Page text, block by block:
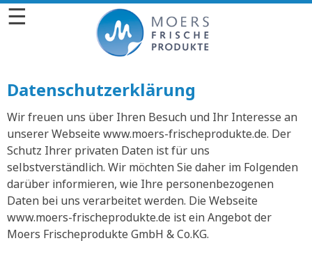
☰
Datenschutzerklärung
Wir freuen uns über Ihren Besuch und Ihr Interesse an
unserer Webseite www.moers-frischeprodukte.de. Der
Schutz Ihrer privaten Daten ist für uns
selbstverständlich. Wir möchten Sie daher im Folgenden
darüber informieren, wie Ihre personenbezogenen
Daten bei uns verarbeitet werden. Die Webseite
www.moers-frischeprodukte.de ist ein Angebot der
Moers Frischeprodukte GmbH & Co.KG.